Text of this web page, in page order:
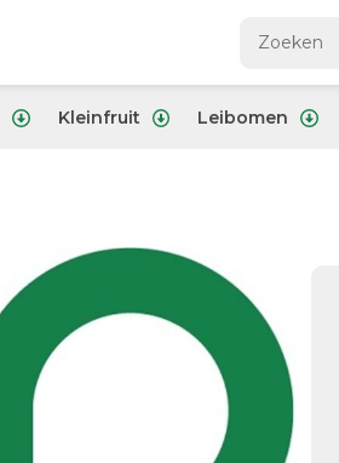
Kleinfruit Leibomen